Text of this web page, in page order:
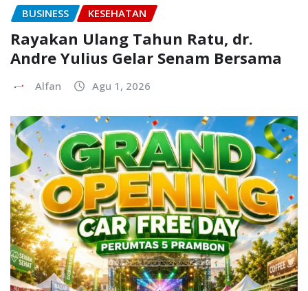
BUSINESS KESEHATAN
Rayakan Ulang Tahun Ratu, dr.
Andre Yulius Gelar Senam Bersama
Alfan Agu 1, 2026